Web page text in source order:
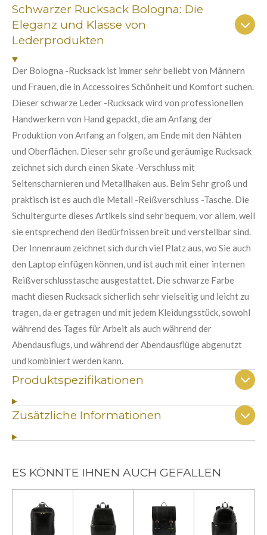
u
n
g
:
5
S
t
e
r
n
e
n n
e
n
e
n
e
n
e
a
s
e
n
Schwarzer Rucksack Bologna: Die
Eleganz und Klasse von
Lederprodukten
Der Bologna -Rucksack ist immer sehr beliebt von Männern
und Frauen, die in Accessoires Schönheit und Komfort suchen.
Dieser schwarze Leder -Rucksack wird von professionellen
Handwerkern von Hand gepackt, die am Anfang der
Produktion von Anfang an folgen, am Ende mit den Nähten
und Oberflächen. Dieser sehr große und geräumige Rucksack
zeichnet sich durch einen Skate -Verschluss mit
Seitenscharnieren und Metallhaken aus. Beim Sehr groß und
praktisch ist es auch die Metall -Reißverschluss -Tasche. Die
Schultergurte dieses Artikels sind sehr bequem, vor allem, weil
sie entsprechend den Bedürfnissen breit und verstellbar sind.
Der Innenraum zeichnet sich durch viel Platz aus, wo Sie auch
den Laptop einfügen können, und ist auch mit einer internen
Reißverschlusstasche ausgestattet. Die schwarze Farbe
macht diesen Rucksack sicherlich sehr vielseitig und leicht zu
tragen, da er getragen und mit jedem Kleidungsstück, sowohl
während des Tages für Arbeit als auch während der
Abendausflugs, und während der Abendausflüge abgenutzt
und kombiniert werden kann.
Produktspezifikationen
Zusätzliche Informationen
ES KÖNNTE IHNEN AUCH GEFALLEN